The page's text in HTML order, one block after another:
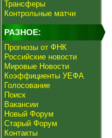
Трансферы
Контрольные матчи
РАЗНОЕ:
Прогнозы от ФНК
Российские новости
Мировые Новости
Коэффициенты УЕФА
Голосование
Поиск
Вакансии
Новый Форум
Старый Форум
Контакты